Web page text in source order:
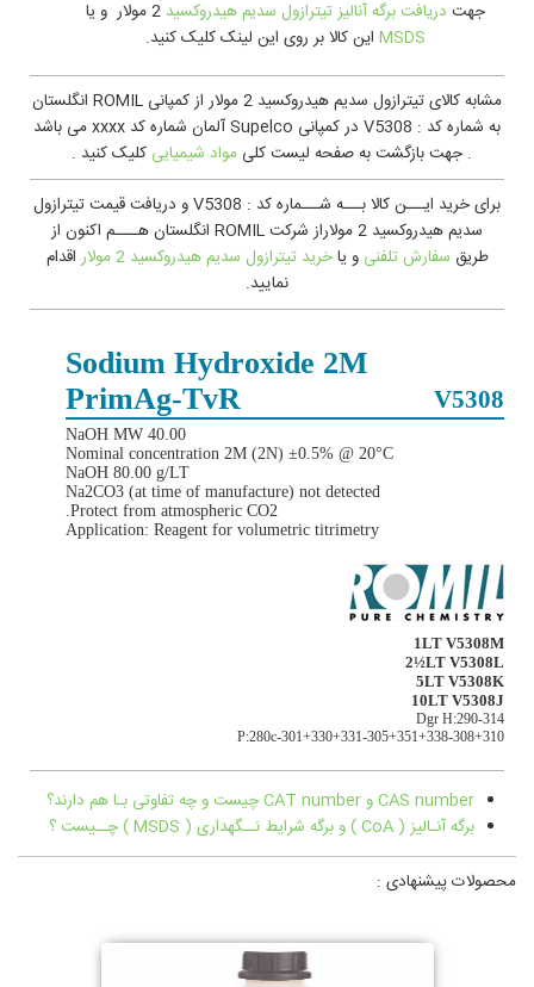
جهت دريافت برگه آنالیز تیترازول سدیم هیدروکسید 2 مولار و یا
MSDS اين کالا بر روی این لینک کلیک کنید.
مشابه کالای تیترازول سدیم هیدروکسید 2 مولار از کمپانی ROMIL انگلستان
به شماره کد : V5308 در کمپانی Supelco آلمان شماره کد xxxx می باشد
. جهت بازگشت به صفحه لیست کلی مواد شیمیایی کلیک کنید .
برای خرید ایـــن کالا بـــه شـــماره کد : V5308 و دریافت قیمت تیترازول
سدیم هیدروکسید 2 مولاراز شرکت ROMIL انگلستان هــــم اکنون از
طریق سفارش تلفنی و یاخرید تیترازول سدیم هیدروکسید 2 مولار
اقدام
نمایید.
Sodium Hydroxide 2M
PrimAg‑TvR
V5308
NaOH MW 40.00
Nominal concentration 2M (2N) ±0.5% @ 20°C
NaOH 80.00 g/LT
Na2CO3 (at time of manufacture) not detected
Protect from atmospheric CO2.
Application: Reagent for volumetric titrimetry
1LT V5308M
2½LT V5308L
5LT V5308K
10LT V5308J
Dgr H:290-314
P:280c-301+330+331-305+351+338-308+310
CAS number و CAT number چیست و چه تفاوتی بـا هم دارند؟
برگه آنـالیز ( CoA ) و برگه شرایط نــگهداری ( MSDS ) چــیست ؟
محصولات پیشنهادی :